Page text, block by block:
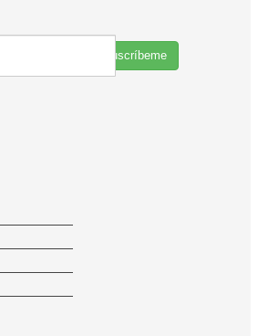
Suscríbeme